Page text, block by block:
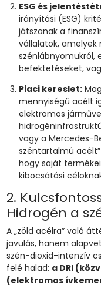
ESG és
irányítási (ESG)
játszanak a
vállalatok, amelyek
szénlábnyomukról,
befektetéseket,
Piaci kereslet:
mennyiségű acélt
elektromos
vagy a Mercedes-
széntartalmú
hogy saját
kibocsátási
2.
Hidrogén a
A „zöld acélra” való
javulás, hanem
szén-dioxid-intenzív
felé halad: a DRI
(elektromos